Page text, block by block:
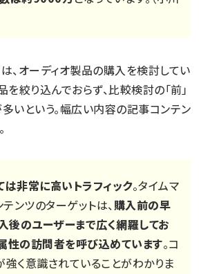
、オーディオ製品の購入を検討してい
を絞り込んでおらず、比較検討の「前」
いという。幅広い内容の記事コンテン
は非常に高いトラフィック。タイムマ
ンツのターゲットは、購入前の早
後のユーザーまで広く網羅してお
属性の訪問者を呼び込めています。コ
強く意識されていることがわかりま